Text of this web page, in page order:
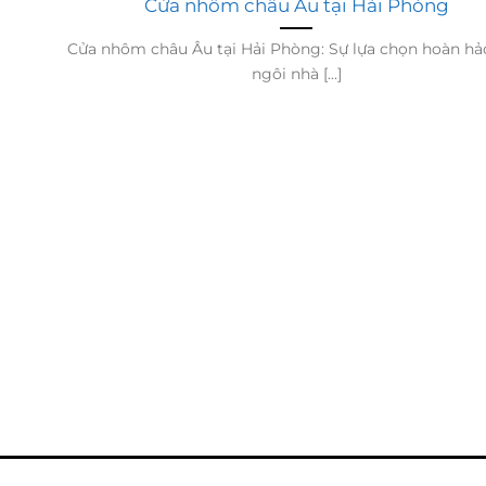
Cửa nhôm châu Âu tại Hải Phòng
Cửa nhôm châu Âu tại Hải Phòng: Sự lựa chọn hoàn
ngôi nhà [...]